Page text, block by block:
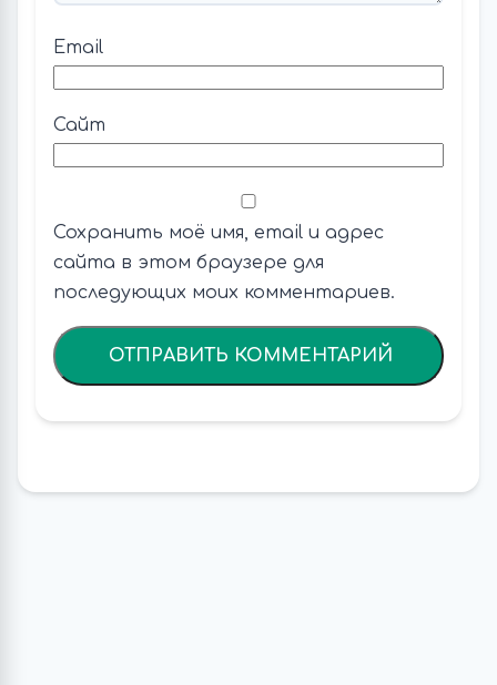
Email
Сайт
Сохранить моё имя, email и адрес
сайта в этом браузере для
последующих моих комментариев.